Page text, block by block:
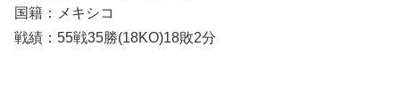
国籍：メキシコ
戦績：55戦35勝(18KO)18敗2分